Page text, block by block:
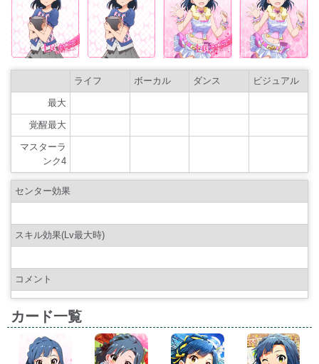
ライフ ボーカル ダンス ビジュアル
最大
覚醒最大
マスターラ
ンク4
センター効果
スキル効果(Lv最大時)
コメント
カード一覧